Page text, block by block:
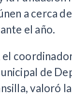
a cerca
el año.
el
de
valoró la